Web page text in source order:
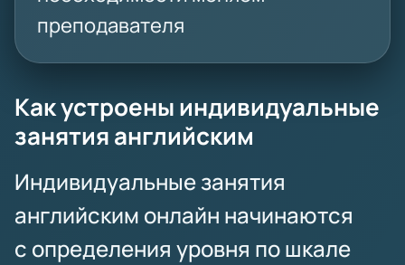
преподавателя
Как устроены индивидуальные
занятия английским
Индивидуальные занятия
английским онлайн начинаются
с определения уровня по шкале